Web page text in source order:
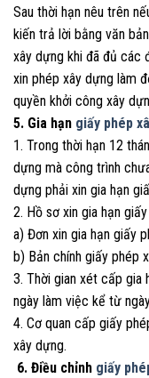
Sau thời hạn nêu trên
kiến trả lời bằng văn
xây dựng khi đã đủ các
xin phép xây dựng làm
quyền khởi công xây
5. Gia hạn giấy phép
1. Trong thời hạn 12
dựng mà công trình
dựng phải xin gia hạn
2. Hồ sơ xin gia hạn
a) Đơn xin gia hạn giấy
b) Bản chính giấy phép
3. Thời gian xét cấp gia
ngày làm việc kể từ
4. Cơ quan cấp giấy
xây dựng.
6. Điều chỉnh giấy